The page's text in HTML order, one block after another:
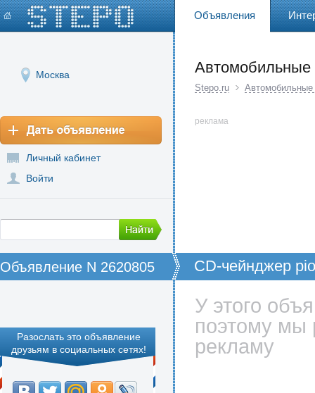
Объявления
Москва
Личный кабинет
Войти
Stepo.ru
реклама
Объявление N 2620805 CD-чейнджер
Разослать это объявление
друзьям в социальных сетях!
У этого
поэтому мы
рекламу